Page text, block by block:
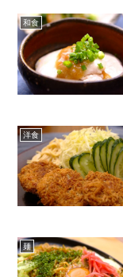
和食
洋食
麺